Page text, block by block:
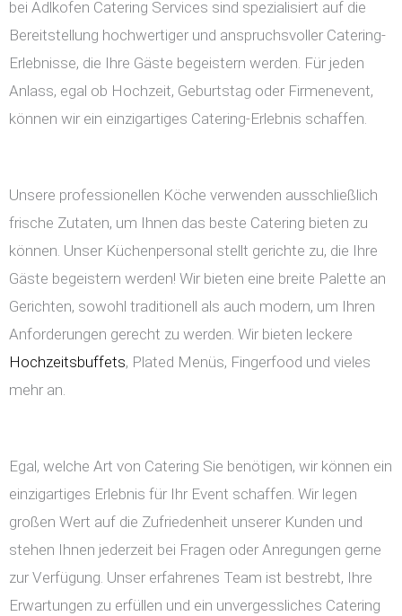
bei Adlkofen Catering Services sind spezialisiert auf die
Bereitstellung hochwertiger und anspruchsvoller Catering-
Erlebnisse, die Ihre Gäste begeistern werden. Für jeden
Anlass, egal ob Hochzeit, Geburtstag oder Firmenevent,
können wir ein einzigartiges Catering-Erlebnis schaffen.
Unsere professionellen Köche verwenden ausschließlich
frische Zutaten, um Ihnen das beste Catering bieten zu
können. Unser Küchenpersonal stellt gerichte zu, die Ihre
Gäste begeistern werden! Wir bieten eine breite Palette an
Gerichten, sowohl traditionell als auch modern, um Ihren
Anforderungen gerecht zu werden. Wir bieten leckere
Hochzeitsbuffets, Plated Menüs, Fingerfood und vieles
mehr an.
Egal, welche Art von Catering Sie benötigen, wir können ein
einzigartiges Erlebnis für Ihr Event schaffen. Wir legen
großen Wert auf die Zufriedenheit unserer Kunden und
stehen Ihnen jederzeit bei Fragen oder Anregungen gerne
zur Verfügung. Unser erfahrenes Team ist bestrebt, Ihre
Erwartungen zu erfüllen und ein unvergessliches Catering